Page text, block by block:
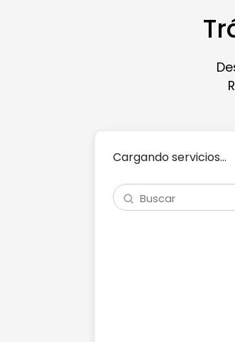
Cargando servicios...